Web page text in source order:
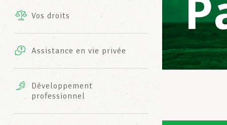
INFO-CENTER
Vos droits
Assistance en vie privée
complémentaires
AXA
Développement
professionnel